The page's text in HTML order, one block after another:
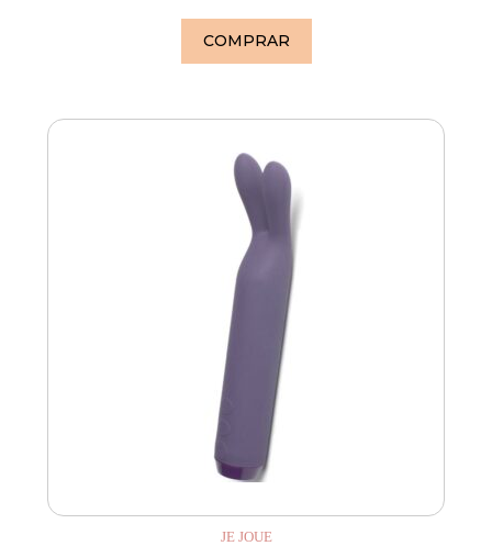
COMPRAR
JE JOUE